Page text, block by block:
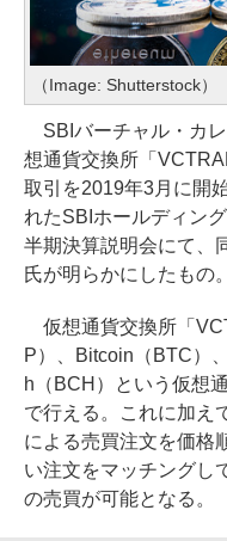
（Image: Shutterstock）
SBIバーチャル・カ
想通貨交換所「
取引を2019年3月に開
れたSBIホールディン
半期決算説明会にて、
氏が明らかにしたもの。
仮想通貨交換所「
P）、Bitcoin（BTC）
h（BCH）という仮想
で行える。これに加え
による売買注文を価格
い注文をマッチングし
の売買が可能となる。